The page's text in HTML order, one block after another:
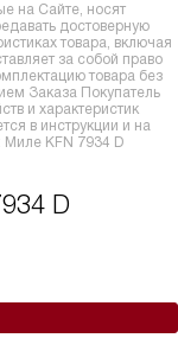
на Сайте, носят
достоверную
товара, включая
за собой право
товара без
Заказа Покупатель
и характеристик
в инструкции и на
Миле KFN 7934 D
D